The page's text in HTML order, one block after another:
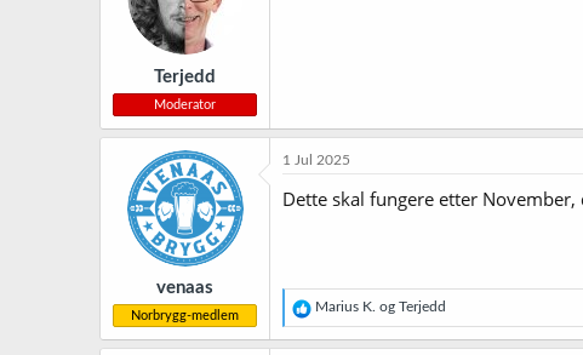
t
o
Terjedd
Moderator
venaas
Norbrygg-medlem
1 Jul 2025
Dette skal fungere etter
R
e
a
Marius K. og Terjedd